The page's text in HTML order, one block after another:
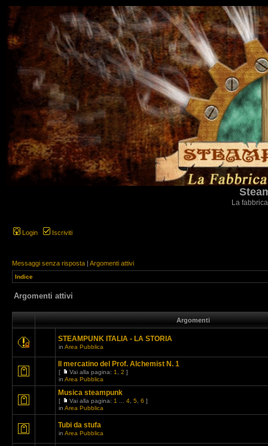
La
Login Iscriviti
Messaggi senza risposta | Argomenti attivi
Indice
Argomenti attivi
Argomenti
STEAMPUNK ITALIA - LA STORIA
in Area Pubblica
Il mercatino del Prof. Alchemist N. 1
[ Vai alla pagina: 1 2 ]
in Area Pubblica
Musica steampunk
[ Vai alla pagina: 1 4 5 6 ]
in Area Pubblica
Tubi da stufa
in Area Pubblica